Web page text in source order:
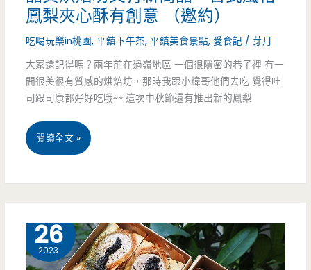
驚
的
亮
點
鳳梨夾心酥有創意 （邀約）
吃喝玩樂in桃園,平鎮下午茶,平鎮美食景點, 愛食記 /芽月
大家還記得嗎？兩年前在過嶺地區 一個很隱密的巷子裡 有一
間很美很有質感的烘焙坊，那時我跟小緯哥他們去吃 覺得吐
司跟司康都好好吃哦~~ 這次中秋節還有推出新的鳳梨
桃
美
閱讀全文 »
26
2023